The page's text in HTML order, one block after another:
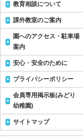
教育相談について
課外教室のご案内
園へのアクセス・駐車場
案内
安心・安全のために
プライバシーポリシー
会員専用掲示板(みどり
幼稚園)
サイトマップ